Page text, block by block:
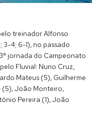
treinador Alfonso
3-4; 6-1), no passado
jornada do Campeonato
Fluvial: Nuno Cruz,
Mateus (5), Guilherme
(5), João Monteiro,
Pereira (1), João